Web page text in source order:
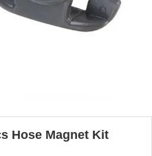
Hose Magnet Kit